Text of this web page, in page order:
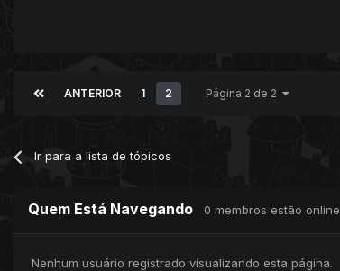
ANTERIOR 1 2 Página 2 de 2
Ir para a lista de tópicos
Quem Está Navegando 0 membros estão online
Nenhum usuário registrado visualizando esta página.